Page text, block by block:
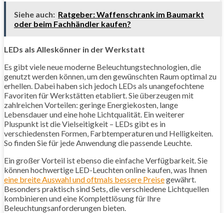
Siehe auch: Ratgeber: Waffenschrank im Baumarkt
oder beim Fachhändler kaufen?
LEDs als Alleskönner in der Werkstatt
Es gibt viele neue moderne Beleuchtungstechnologien, die
genutzt werden können, um den gewünschten Raum optimal zu
erhellen. Dabei haben sich jedoch LEDs als unangefochtene
Favoriten für Werkstätten etabliert. Sie überzeugen mit
zahlreichen Vorteilen: geringe Energiekosten, lange
Lebensdauer und eine hohe Lichtqualität. Ein weiterer
Pluspunkt ist die Vielseitigkeit – LEDs gibt es in
verschiedensten Formen, Farbtemperaturen und Helligkeiten.
So finden Sie für jede Anwendung die passende Leuchte.
Ein großer Vorteil ist ebenso die einfache Verfügbarkeit. Sie
können hochwertige LED-Leuchten online kaufen, was Ihnen
eine breite Auswahl und oftmals bessere Preisegewährt.
Besonders praktisch sind Sets, die verschiedene Lichtquellen
kombinieren und eine Komplettlösung für Ihre
Beleuchtungsanforderungen bieten.